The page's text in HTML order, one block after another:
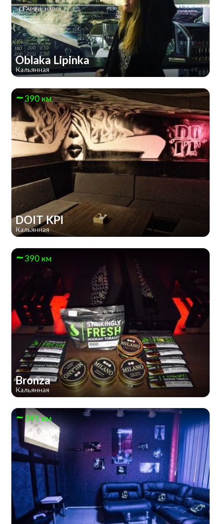
Oblaka Lipinka
Кальянная
390 км
DOIT KPI
Кальянная
390 км
Bronza
Кальянная
391 км